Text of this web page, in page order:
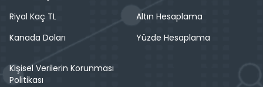
Riyal Kaç TL
Kanada Doları
Altın Hesaplama
Yüzde Hesaplama
Kişisel Verilerin Korunması
Politikası